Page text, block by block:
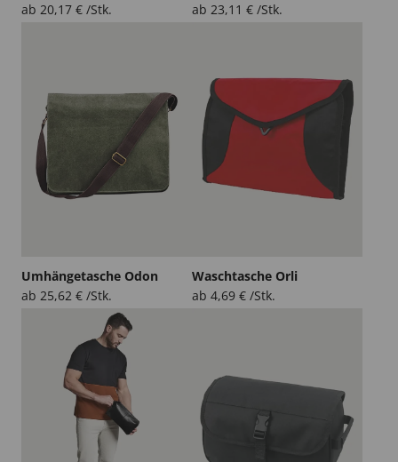
ab 20,17 € /Stk.
ab 23,11 € /Stk.
Umhängetasche Odon
ab 25,62 € /Stk.
Waschtasche Orli
ab 4,69 € /Stk.